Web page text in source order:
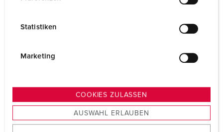
s
u
Statistiken
Marketing
COOKIES ZULASSEN
AUSWAHL ERLAUBEN